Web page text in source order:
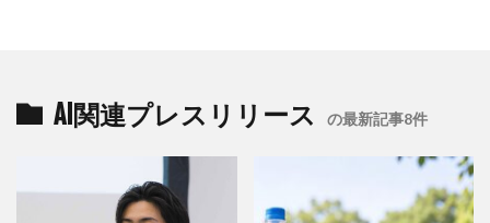
AI関連プレスリリース の最新記事8件